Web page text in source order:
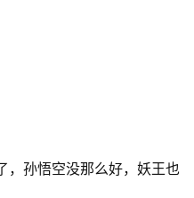
，孙悟空没那么好，妖王也